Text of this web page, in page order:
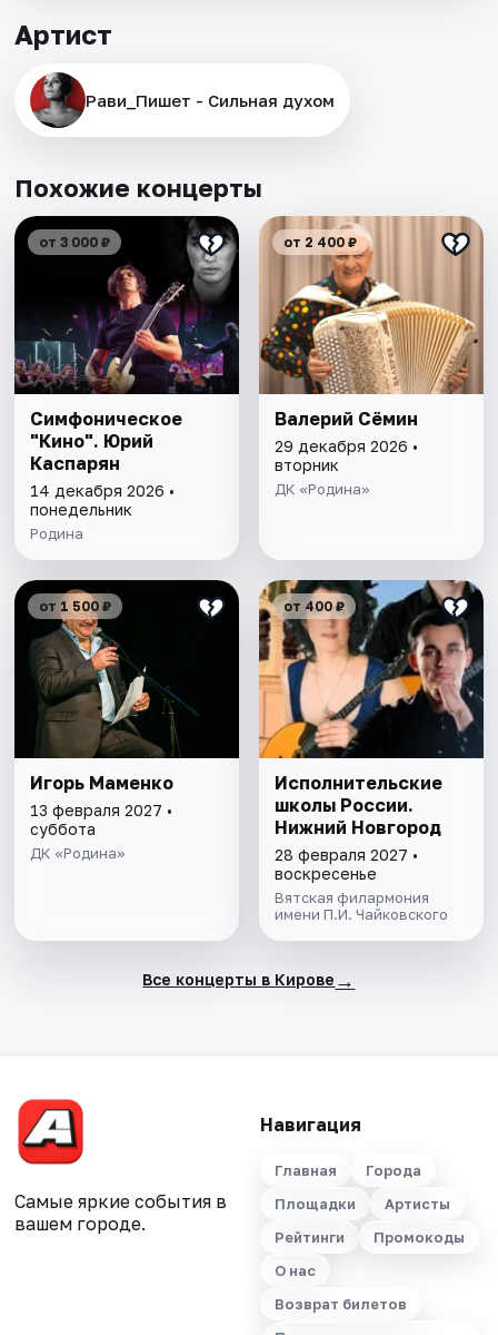
Артист
Рави_Пишет - Сильная духом
Похожие концерты
от 3 000 ₽
Симфоническое
"Кино". Юрий
Каспарян
14 декабря 2026 •
понедельник
Родина
от 2 400 ₽
Валерий Сёмин
29 декабря 2026 •
вторник
ДК «Родина»
от 1 500 ₽
Игорь Маменко
13 февраля 2027 •
суббота
ДК «Родина»
от 400 ₽
Исполнительские
школы России.
Нижний Новгород
28 февраля 2027 •
воскресенье
Вятская филармония
имени П.И. Чайковского
Все концерты в Кирове →
Самые яркие события в
вашем городе.
Навигация
Главная
Города
Площадки
Артисты
Рейтинги
Промокоды
О нас
Возврат билетов